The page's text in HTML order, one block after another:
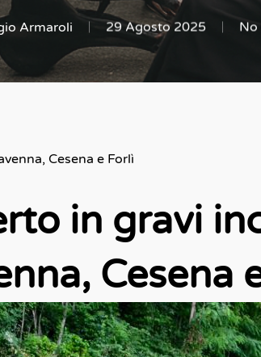
Armaroli 29 Agosto 2025 No
Cesena e Forlì
in gravi
Cesena